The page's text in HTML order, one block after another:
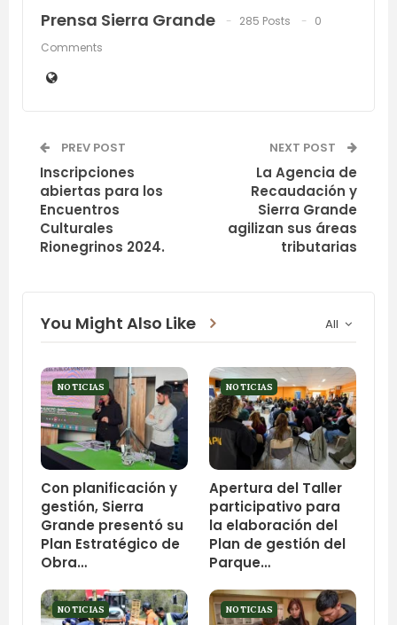
Prensa Sierra Grande 285 Posts
0
Comments
PREV POST
Inscripciones
abiertas para los
Encuentros
Culturales
Rionegrinos 2024.
NEXT POST
La Agencia de
Recaudación y
Sierra Grande
agilizan sus áreas
tributarias
All
You Might Also Like
NOTICIAS
Con planificación y
gestión, Sierra
Grande presentó su
Plan Estratégico de
Obra…
NOTICIAS
Apertura del Taller
participativo para
la elaboración del
Plan de gestión del
Parque…
NOTICIAS NOTICIAS